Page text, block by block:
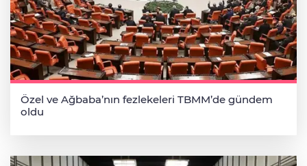
Özel ve Ağbaba’nın fezlekeleri TBMM’de gündem
oldu